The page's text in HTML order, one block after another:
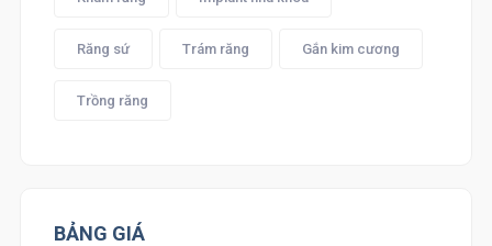
Răng sứ Trám răng Gắn kim cương
Trồng răng
BẢNG GIÁ